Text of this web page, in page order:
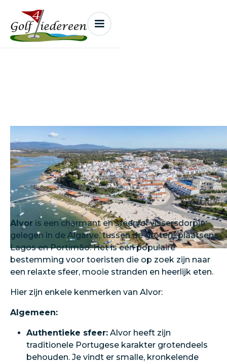
Alvor is een charmant en sfeervol vissersdorpje
gelegen in de Algarve, tussen de grotere plaatsen
Lagos en Portimão. Het is een populaire
bestemming voor toeristen die op zoek zijn naar
een relaxte sfeer, mooie stranden en heerlijk eten.
Hier zijn enkele kenmerken van Alvor:
Algemeen:
Authentieke sfeer: Alvor heeft zijn
traditionele Portugese karakter grotendeels
behouden. Je vindt er smalle, kronkelende